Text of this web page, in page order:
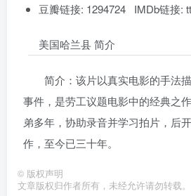
豆瓣链接: 1294724 IMDb链接:
美国哈兰县 简介
简介：该片以真实电影的手法
事件，是劳工议题电影中的经典之
弟多年，协助录音并学习拍片，后
作，至今已三十年。
© 版权声明
文章版权归作者所有，未经允许请勿转载。